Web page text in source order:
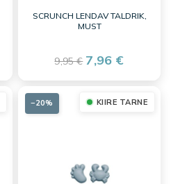
SCRUNCH LENDAV TALDRIK,
MUST
9,95 € 7,96 €
KIIRE TARNE
−20%